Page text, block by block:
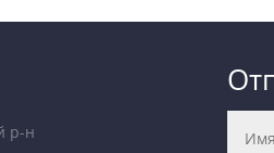
р-н